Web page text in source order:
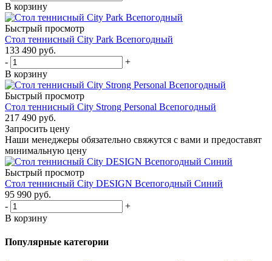
В корзину
Быстрый просмотр
Стол теннисный City Park Всепогодный
133 490 руб.
-
+
В корзину
Быстрый просмотр
Стол теннисный City Strong Personal Всепогодный
217 490 руб.
Запросить цену
Наши менеджеры обязательно свяжутся с вами и предоставят
минимальную цену
Быстрый просмотр
Стол теннисный City DESIGN Всепогодный Синий
95 990 руб.
-
+
В корзину
Популярные категории